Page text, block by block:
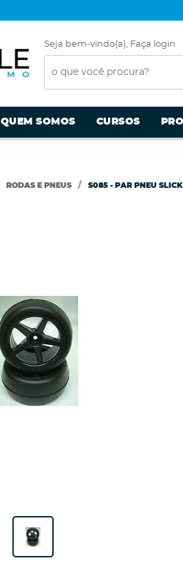
Seja bem-vindo(a), Faça login
QUEM SOMOS CURSOS
RODAS E PNEUS S085 - PAR PNEU